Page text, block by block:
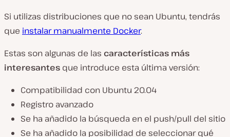
Si utilizas distribuciones que no sean Ubuntu, tendrás
que instalar manualmente Docker.
Estas son algunas de las características más
interesantes que introduce esta última versión:
Compatibilidad con Ubuntu 20.04
Registro avanzado
Se ha añadido la búsqueda en el push/pull del sitio
Se ha añadido la posibilidad de seleccionar qué